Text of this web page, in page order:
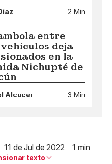
2 Min
entre
deja
en la
Nichupté de
Alcocer 3 Min
11 de Jul de 2022 1 min
texto